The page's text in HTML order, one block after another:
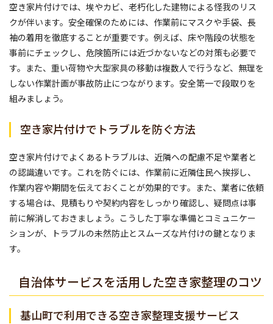
空き家片付けでは、埃やカビ、老朽化した建物による怪我のリス
クが伴います。安全確保のためには、作業前にマスクや手袋、長
袖の着用を徹底することが重要です。例えば、床や階段の状態を
事前にチェックし、危険箇所には近づかないなどの対策も必要で
す。また、重い荷物や大型家具の移動は複数人で行うなど、無理を
しない作業計画が事故防止につながります。安全第一で段取りを
組みましょう。
空き家片付けでトラブルを防ぐ方法
空き家片付けでよくあるトラブルは、近隣への配慮不足や業者と
の認識違いです。これを防ぐには、作業前に近隣住民へ挨拶し、
作業内容や期間を伝えておくことが効果的です。また、業者に依頼
する場合は、見積もりや契約内容をしっかり確認し、疑問点は事
前に解消しておきましょう。こうした丁寧な準備とコミュニケー
ションが、トラブルの未然防止とスムーズな片付けの鍵となりま
す。
自治体サービスを活用した空き家整理のコツ
基山町で利用できる空き家整理支援サービス